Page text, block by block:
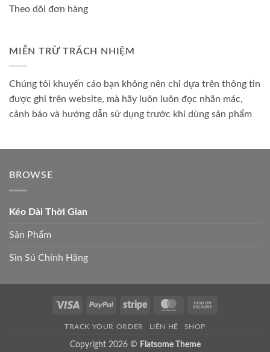
Theo dõi đơn hàng
MIỄN TRỪ TRÁCH NHIỆM
Chúng tôi khuyến cáo bạn không nên chỉ dựa trên thông tin
được ghi trên website, mà hãy luôn luôn đọc nhãn mác,
cảnh báo và hướng dẫn sử dụng trước khi dùng sản phẩm
BROWSE
Kéo Dài Thời Gian
Sản Phẩm
Sìn Sú Chính Hãng
Visa PayPal Stripe MasterCard
TRACK YOUR ORDER LIÊN HỆ SHOP
Copyright 2026 © Flatsome Theme